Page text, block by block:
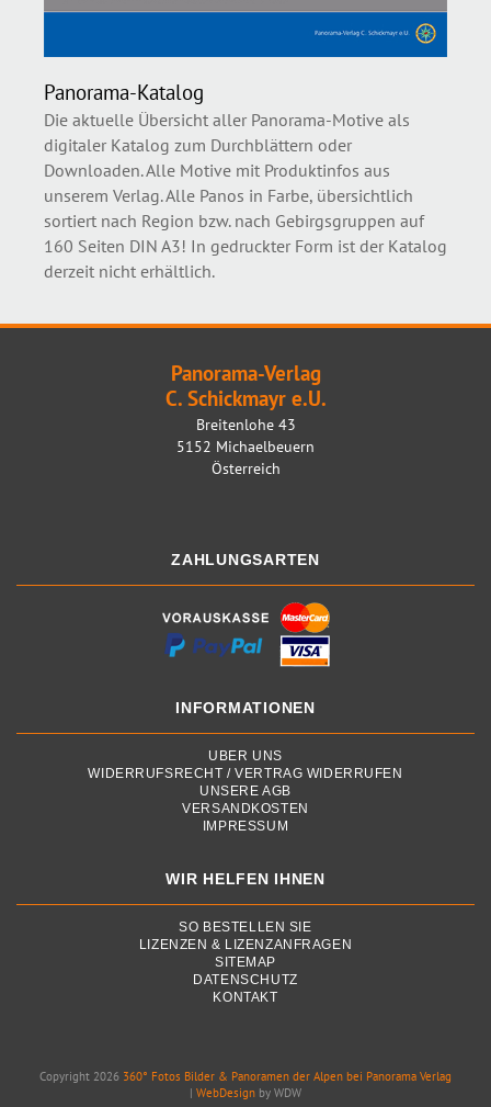
Panorama-Katalog
Die aktuelle Übersicht aller Panorama-Motive als
digitaler Katalog zum Durchblättern oder
Downloaden. Alle Motive mit Produktinfos aus
unserem Verlag. Alle Panos in Farbe, übersichtlich
sortiert nach Region bzw. nach Gebirgsgruppen auf
160 Seiten DIN A3! In gedruckter Form ist der Katalog
derzeit nicht erhältlich.
Panorama-Verlag
C. Schickmayr e.U.
Breitenlohe 43
5152 Michaelbeuern
Österreich
ZAHLUNGSARTEN
INFORMATIONEN
ÜBER UNS
WIDERRUFSRECHT / VERTRAG WIDERRUFEN
UNSERE AGB
VERSANDKOSTEN
IMPRESSUM
WIR HELFEN IHNEN
SO BESTELLEN SIE
LIZENZEN & LIZENZANFRAGEN
SITEMAP
DATENSCHUTZ
KONTAKT
Copyright 2026 360° Fotos Bilder & Panoramen der Alpen bei Panorama Verlag
| WebDesign by WDW